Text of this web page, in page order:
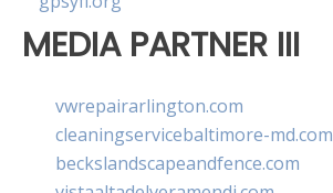
MEDIA PARTNER III
vwrepairarlington.com
cleaningservicebaltimore-md.com
beckslandscapeandfence.com